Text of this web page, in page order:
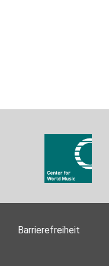
Barrierefreiheit